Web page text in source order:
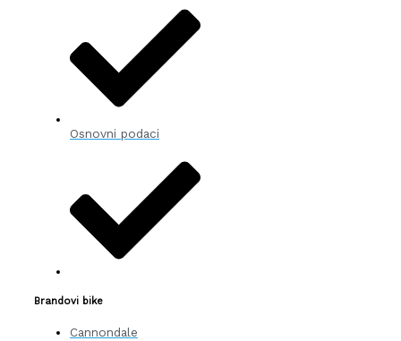
Osnovni podaci
Brandovi bike
Cannondale